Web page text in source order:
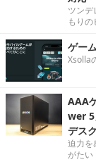
ツンデ
もりの
ゲー
Xsolla
AAA
wer 5
デス
迫力を
がたい